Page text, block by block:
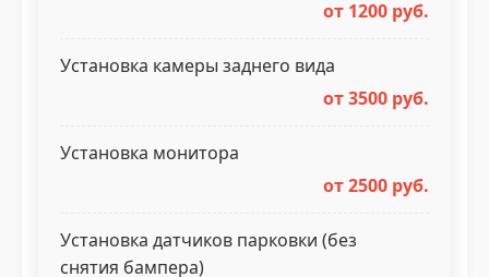
от 1200 руб.
Установка камеры заднего вида
от 3500 руб.
Установка монитора
от 2500 руб.
Установка датчиков парковки (без
снятия бампера)